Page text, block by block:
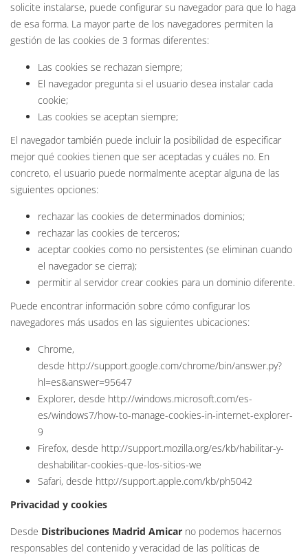
solicite instalarse, puede configurar su navegador para que lo haga
de esa forma. La mayor parte de los navegadores permiten la
gestión de las cookies de 3 formas diferentes:
Las cookies se rechazan siempre;
El navegador pregunta si el usuario desea instalar cada
cookie;
Las cookies se aceptan siempre;
El navegador también puede incluir la posibilidad de especificar
mejor qué cookies tienen que ser aceptadas y cuáles no. En
concreto, el usuario puede normalmente aceptar alguna de las
siguientes opciones:
rechazar las cookies de determinados dominios;
rechazar las cookies de terceros;
aceptar cookies como no persistentes (se eliminan cuando
el navegador se cierra);
permitir al servidor crear cookies para un dominio diferente.
Puede encontrar información sobre cómo configurar los
navegadores más usados en las siguientes ubicaciones:
Chrome,
desde http://support.google.com/chrome/bin/answer.py?
hl=es&answer=95647
Explorer, desde http://windows.microsoft.com/es-
es/windows7/how-to-manage-cookies-in-internet-explorer-
9
Firefox, desde http://support.mozilla.org/es/kb/habilitar-y-
deshabilitar-cookies-que-los-sitios-we
Safari, desde http://support.apple.com/kb/ph5042
Privacidad y cookies
Desde Distribuciones Madrid Amicar no podemos hacernos
responsables del contenido y veracidad de las políticas de